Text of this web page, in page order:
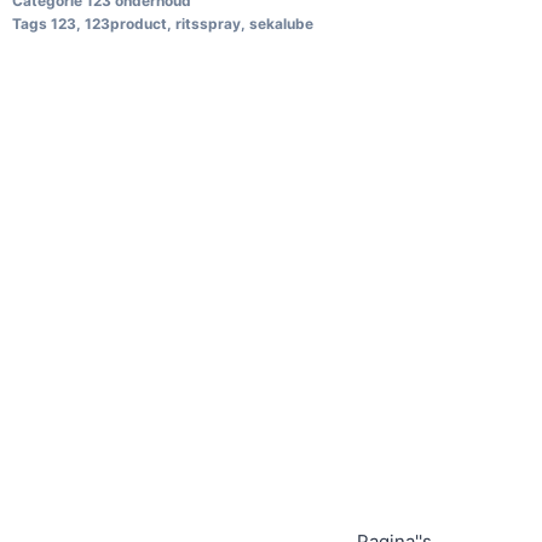
Tags 123 123product ritsspray sekalube